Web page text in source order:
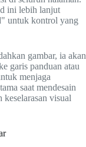
ini lebih lanjut
untuk kontrol yang
gambar, ia akan
garis panduan atau
menjaga
saat mendesain
visual